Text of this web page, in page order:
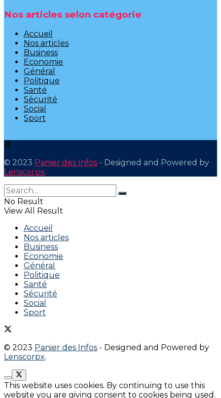
Nos articles selon catégorie
Accueil
Nos articles
Business
Economie
Général
Politique
Santé
Sécurité
Social
Sport
© 2023 Panier des Infos - Designed and Powered by
Lenscorpx.
No Result
View All Result
Accueil
Nos articles
Business
Economie
Général
Politique
Santé
Sécurité
Social
Sport
© 2023 Panier des Infos - Designed and Powered by
Lenscorpx.
This website uses cookies. By continuing to use this
website you are giving consent to cookies being used.